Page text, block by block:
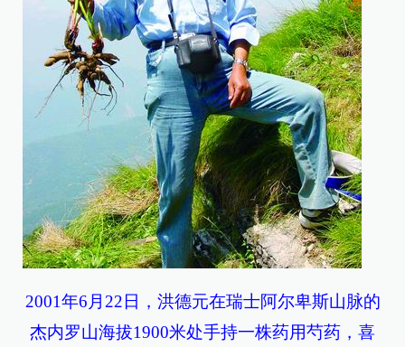
2001年6月22日，洪德元在瑞士阿尔卑斯山脉的
杰内罗山海拔1900米处手持一株药用芍药，喜